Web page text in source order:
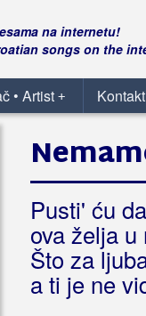
na internetu!
songs on the
+
• Artist
Pusti' ću
ova želja u
Što za
a ti je ne